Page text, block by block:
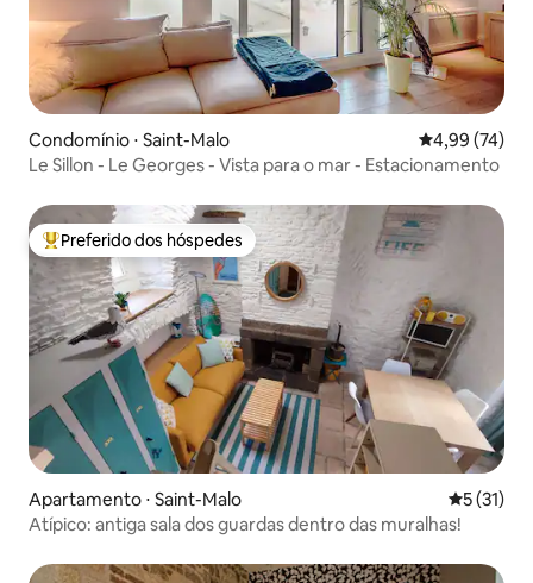
Condomínio ⋅ Saint-Malo 4,99 de uma
4,99 (74)
Le Sillon - Le Georges - Vista para o mar - Estacionamento
Entre os melhores preferidos dos hóspedes
Preferido dos hóspedes
Apartamento ⋅ Saint-Malo 5 de uma
5 (31)
Atípico: antiga sala dos guardas dentro das muralhas!